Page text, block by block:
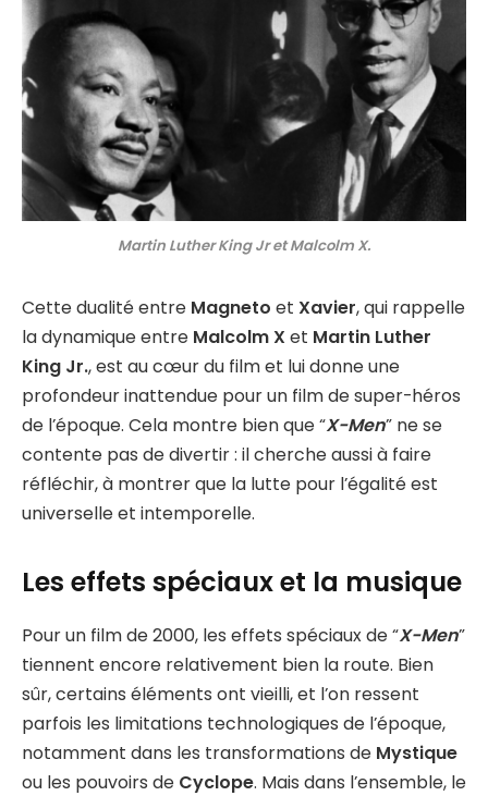
Martin Luther King Jr et Malcolm X.
Cette dualité entre Magneto et Xavier, qui rappelle
la dynamique entre Malcolm X et Martin Luther
King Jr., est au cœur du film et lui donne une
profondeur inattendue pour un film de super-héros
de l’époque. Cela montre bien que “X-Men” ne se
contente pas de divertir : il cherche aussi à faire
réfléchir, à montrer que la lutte pour l’égalité est
universelle et intemporelle.
Les effets spéciaux et la musique
Pour un film de 2000, les effets spéciaux de “X-Men”
tiennent encore relativement bien la route. Bien
sûr, certains éléments ont vieilli, et l’on ressent
parfois les limitations technologiques de l’époque,
notamment dans les transformations de Mystique
ou les pouvoirs de Cyclope. Mais dans l’ensemble, le